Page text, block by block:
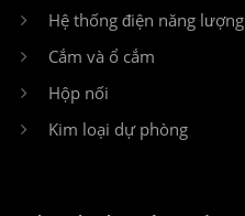
Hệ thống điện năng lượng
Cắm và ổ cắm
Hộp nối
Kim loại dự phòng